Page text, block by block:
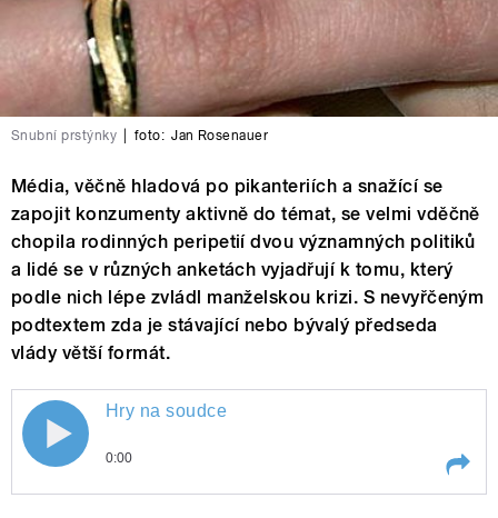
Snubní prstýnky foto: Jan Rosenauer
Média, věčně hladová po pikanteriích a snažící se
zapojit konzumenty aktivně do témat, se velmi vděčně
chopila rodinných peripetií dvou významných politiků
a lidé se v různých anketách vyjadřují k tomu, který
podle nich lépe zvládl manželskou krizi. S nevyřčeným
podtextem zda je stávající nebo bývalý předseda
vlády větší formát.
Hry na soudce
0:00